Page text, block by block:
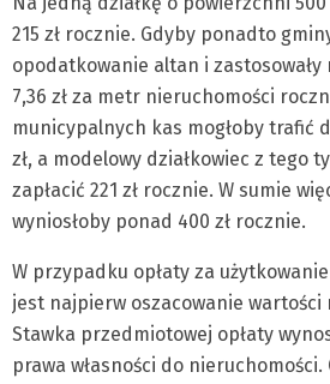
215 zł rocznie. Gdyby ponadto
opodatkowanie altan i
7,36 zł za metr nieruchomości
municypalnych kas mogłoby trafić
zł, a modelowy działkowiec z tego
zapłacić 221 zł rocznie. W sumie
wyniosłoby ponad 400 zł rocznie.
W przypadku opłaty za
jest najpierw oszacowanie wartości
Stawka przedmiotowej opłaty
prawa własności do